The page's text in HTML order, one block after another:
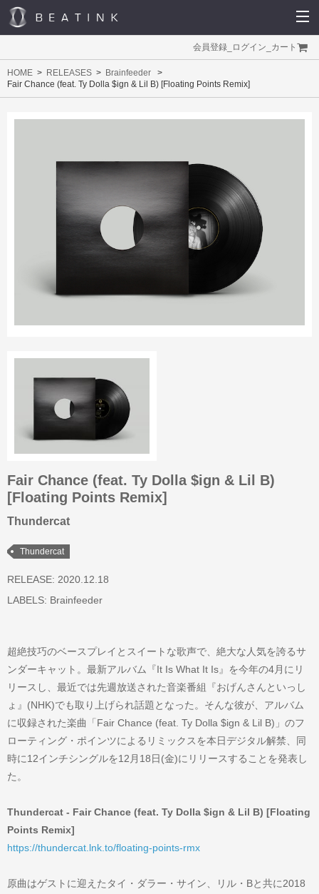
会員登録 ログイン カート
HOME RELEASES
Brainfeeder
Fair Chance (feat. Ty Dolla $ign & Lil B) [Floating Points Remix]
Fair Chance (feat. Ty Dolla $ign & Lil B)
[Floating Points Remix]
Thundercat
Thundercat
RELEASE: 2020.12.18
LABELS: Brainfeeder
超絶技巧のベースプレイとスイートな歌声で、絶大な人気を誇るサ
ンダーキャット。最新アルバム『It Is What It Is』を今年の4月にリ
リースし、最近では先週放送された音楽番組『おげんさんといっし
ょ』(NHK)でも取り上げられ話題となった。そんな彼が、アルバム
に収録された楽曲「Fair Chance (feat. Ty Dolla $ign & Lil B)」のフ
ローティング・ポインツによるリミックスを本日デジタル解禁、同
時に12インチシングルを12月18日(金)にリリースすることを発表し
た。
Thundercat - Fair Chance (feat. Ty Dolla $ign & Lil B) [Floating
Points Remix]
https://thundercat.lnk.to/floating-points-rmx
原曲はゲストに迎えたタイ・ダラー・サイン、リル・Bと共に2018